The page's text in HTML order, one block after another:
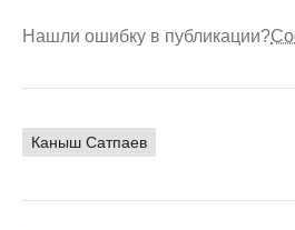
Нашли ошибку в публикации?
Каныш Сатпаев